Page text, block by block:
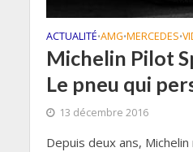
ACTUALITÉ•AMG•MERCEDES•
Michelin Pilot
Le pneu qui
13 décembre 2016
Depuis deux ans,